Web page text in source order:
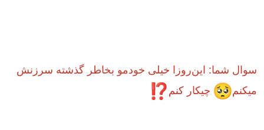
سوال شما‌: این‌روزا خیلی خودمو بخاطر گذشته سرزنش
میکنم
چیکار کنم